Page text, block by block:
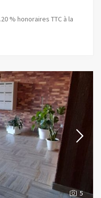
% honoraires TTC à la
5